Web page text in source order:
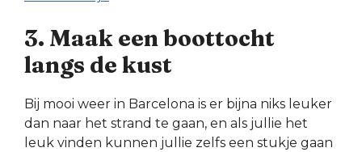
3. Maak een boottocht
langs de kust
Bij mooi weer in Barcelona is er bijna niks leuker
dan naar het strand te gaan, en als jullie het
leuk vinden kunnen jullie zelfs een stukje gaan